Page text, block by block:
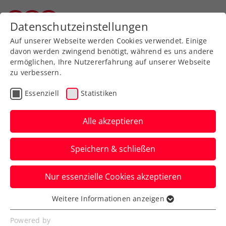
Zurück zur Newsübersicht
Ausbildung
Jürgens beste
Tennistipps – Teil 3: Die
einhändige Rückhand
ÖTV-Sportdirektor Jürgen Melzer zeigt
euch mit ÖTV-Ausbildungsreferent Harald
Mair die richtige Technik.
Verfasst von: Manuel Wachta, 12.06.2024
Datenschutzeinstellungen
Auf unserer Webseite werden Cookies verwendet. Einige
davon werden zwingend benötigt, während es uns andere
ermöglichen, Ihre Nutzererfahrung auf unserer Webseite
zu verbessern.
Essenziell Statistiken
Alle akzeptieren
Speichern & schließen
Nur essenzielle Cookies akzeptieren
Essenziell
Essenzielle Cookies werden für grundlegende
Weitere Informationen anzeigen
Powered by